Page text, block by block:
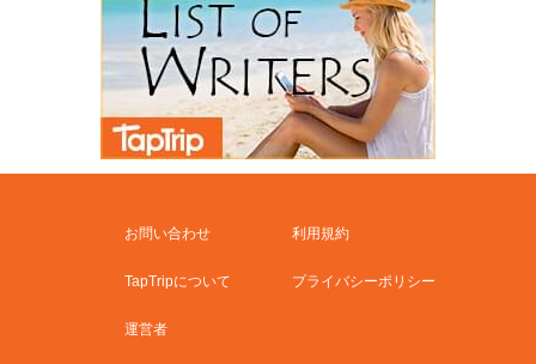
お問い合わせ 利用規約
TapTripについて プライバシーポリシー
運営者